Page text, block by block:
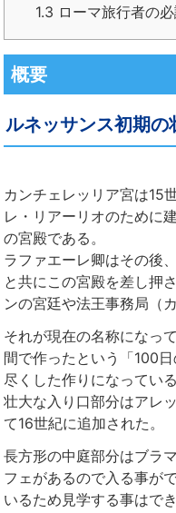
1.3 ローマ旅行者の
概要
ルネッサンス初期の
カンチェレッリア宮は15
レ・リアーリオのために
の宮殿である。
ラファエーレ卿はその後
と共にこの宮殿を差し押
ンの宮廷や法王事務局（
それが現在の名称になっ
間で作ったという「100
尽くした作りになっている
壮大な入り口部分はアレ
て16世紀に追加された。
長方形の中庭部分はブラ
フェがあるので入る事が
いるため見学する事はでき